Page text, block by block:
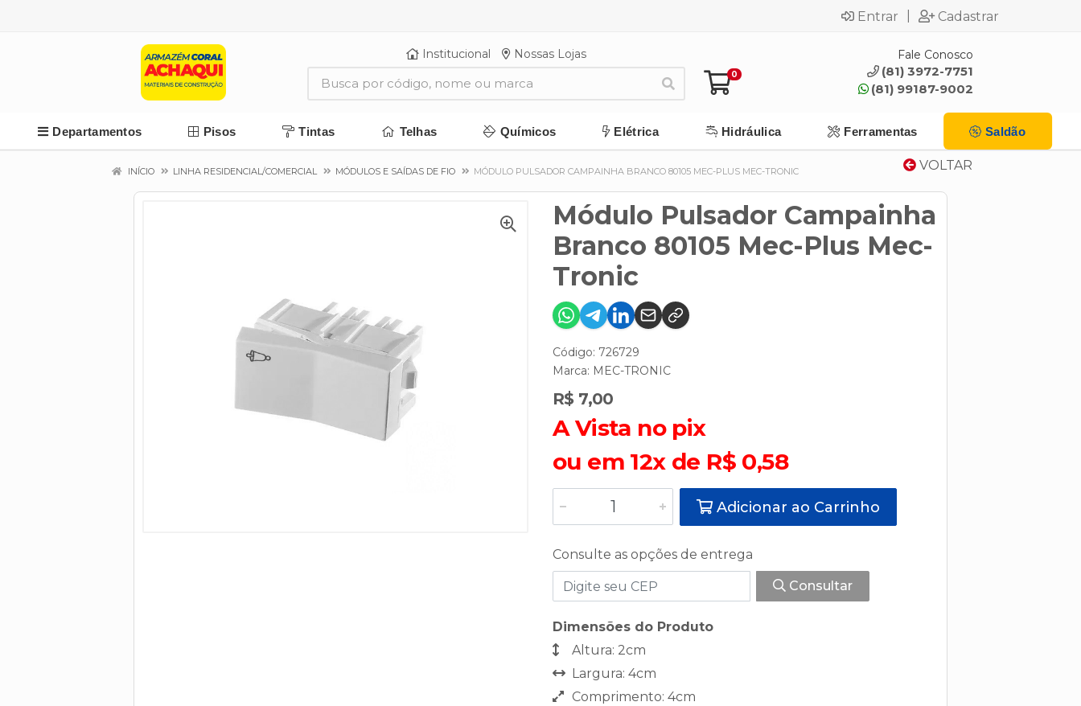
Entrar Cadastrar
Institucional Nossas Lojas
0
Fale Conosco
(81) 3972-7751
(81) 99187-9002
Departamentos Pisos Tintas Telhas Químicos Elétrica Hidráulica Ferramentas Saldão
VOLTAR
INÍCIO LINHA RESIDENCIAL/COMERCIAL MÓDULOS E SAÍDAS DE FIO MÓDULO PULSADOR CAMPAINHA BRANCO 80105 MEC-PLUS MEC-TRONIC
Módulo Pulsador Campainha
Branco 80105 Mec-Plus Mec-
Tronic
Código: 726729
Marca: MEC-TRONIC
R$ 7,00
A Vista no pix
ou em 12x de R$ 0,58
Adicionar ao Carrinho
Consulte as opções de entrega
Consultar
Dimensões do Produto
Altura: 2cm
Largura: 4cm
Comprimento: 4cm